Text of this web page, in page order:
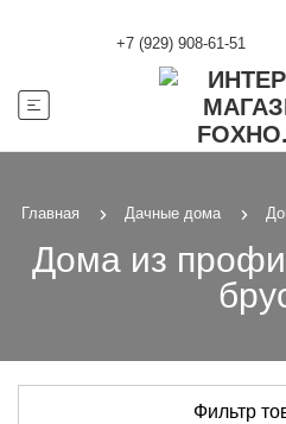
+7 (929) 908-61-51
Главная Дачные дома
Дома из
Фильтр